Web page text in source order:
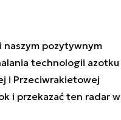
naszym pozytywnym
technologii azotku
i Przeciwrakietowej
i przekazać ten radar w